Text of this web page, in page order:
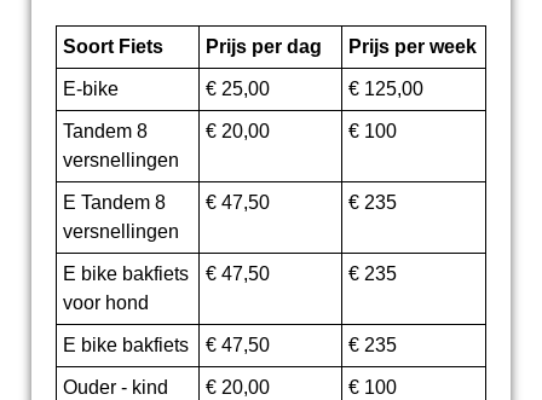
Soort Fiets Prijs per dag Prijs per week
E-bike € 25,00 € 125,00
Tandem 8
versnellingen
€ 20,00 € 100
E Tandem 8
versnellingen
€ 47,50 € 235
E bike bakfiets
voor hond
€ 47,50 € 235
E bike bakfiets € 47,50 € 235
Ouder - kind
€ 20,00 € 100